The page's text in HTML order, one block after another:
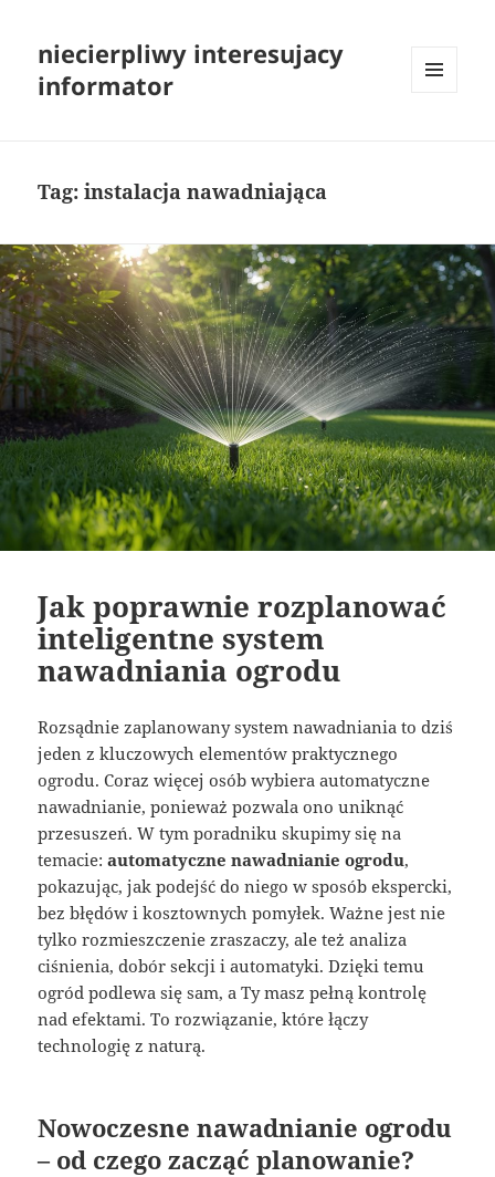
niecierpliwy interesujacy
informator
Tag:instalacja nawadniająca
Jak poprawnie rozplanować
inteligentne system
nawadniania ogrodu
Rozsądnie zaplanowany system nawadniania to dziś
jeden z kluczowych elementów praktycznego
ogrodu. Coraz więcej osób wybiera automatyczne
nawadnianie, ponieważ pozwala ono uniknąć
przesuszeń. W tym poradniku skupimy się na
temacie:automatyczne nawadnianie ogrodu,
pokazując, jak podejść do niego w sposób ekspercki,
bez błędów i kosztownych pomyłek. Ważne jest nie
tylko rozmieszczenie zraszaczy, ale też analiza
ciśnienia, dobór sekcji i automatyki. Dzięki temu
ogród podlewa się sam, a Ty masz pełną kontrolę
nad efektami. To rozwiązanie, które łączy
technologię z naturą.
Nowoczesne nawadnianie ogrodu
– od czego zacząć planowanie?